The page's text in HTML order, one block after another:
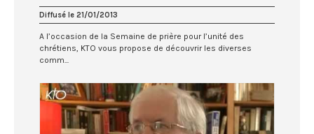
Diffusé le 21/01/2013
A l’occasion de la Semaine de prière pour l’unité des
chrétiens, KTO vous propose de découvrir les diverses
comm...